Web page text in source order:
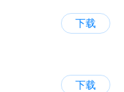
下载
下载